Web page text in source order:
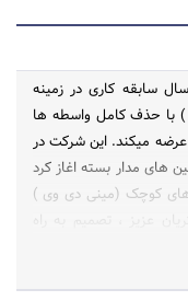
دی وی پرو مفتخر است که بعد از 12 سال سابقه کاری در زمینه
با حذف کامل واسطه ها
میکند. این شرکت در
های مدار بسته اغاز کرد
های کوچک (مینی دی وی )